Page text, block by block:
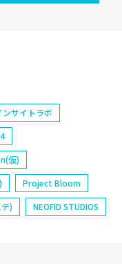
サイトラボ
仮)
Project Bloom
)
NEOFID STUDIOS